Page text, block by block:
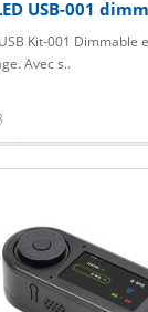
USB-001
Kit-001 Dimmable
Avec s..